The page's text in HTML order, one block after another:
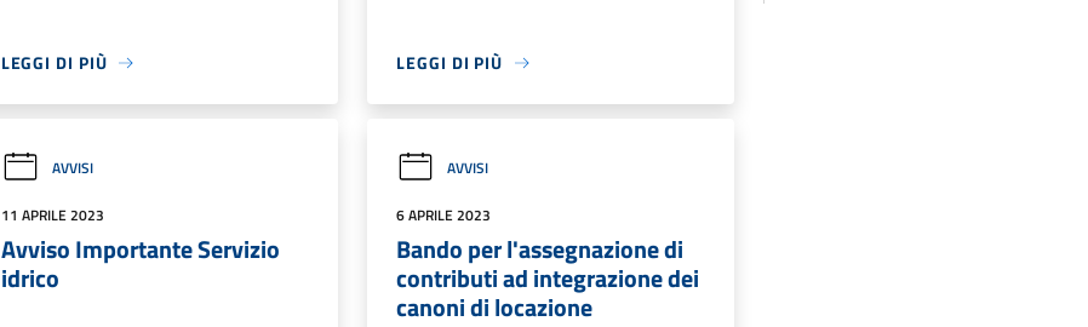
LEGGI DI PIÙ LEGGI DI PIÙ
AVVISI
11 APRILE 2023
Avviso Importante Servizio
idrico
AVVISI
6 APRILE 2023
Bando per l'assegnazione di
contributi ad integrazione dei
canoni di locazione